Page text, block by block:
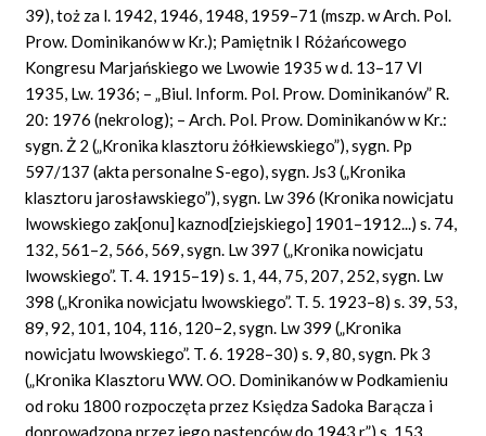
39), toż za l. 1942, 1946, 1948, 1959–71 (mszp. w Arch. Pol.
Prow. Dominikanów w Kr.); Pamiętnik I Różańcowego
Kongresu Marjańskiego we Lwowie 1935 w d. 13–17 VI
1935, Lw. 1936; – „Biul. Inform. Pol. Prow. Dominikanów” R.
20: 1976 (nekrolog); – Arch. Pol. Prow. Dominikanów w Kr.:
sygn. Ż 2 („Kronika klasztoru żółkiewskiego”), sygn. Pp
597/137 (akta personalne S-ego), sygn. Js3 („Kronika
klasztoru jarosławskiego”), sygn. Lw 396 (Kronika nowicjatu
lwowskiego zak[onu] kaznod[ziejskiego] 1901–1912...) s. 74,
132, 561–2, 566, 569, sygn. Lw 397 („Kronika nowicjatu
lwowskiego”. T. 4. 1915–19) s. 1, 44, 75, 207, 252, sygn. Lw
398 („Kronika nowicjatu lwowskiego”. T. 5. 1923–8) s. 39, 53,
89, 92, 101, 104, 116, 120–2, sygn. Lw 399 („Kronika
nowicjatu lwowskiego”. T. 6. 1928–30) s. 9, 80, sygn. Pk 3
(„Kronika Klasztoru WW. OO. Dominikanów w Podkamieniu
od roku 1800 rozpoczęta przez Księdza Sadoka Barącza i
doprowadzona przez jego następców do 1943 r.”) s. 153,